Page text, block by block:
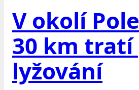
V okolí
30 km tratí
lyžování